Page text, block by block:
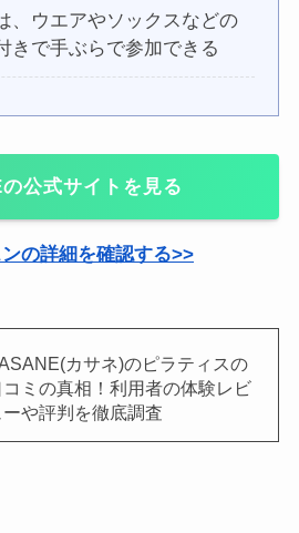
、ウエアやソックスなどの
きで手ぶらで参加できる
の公式サイトを見る
の詳細を確認する>>
カサネ)のピラティスの
コミの真相！利用者の体験レビ
ーや評判を徹底調査